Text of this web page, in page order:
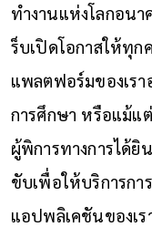
ทำงานแห่งโลกอน
ร็บเปิดโอกาสให้ทุก
แพลตฟอร์มของเรา
การศึกษา หรือแม้แ
ผู้พิการทางการได้ยิ
ขับเพื่อให้บริการก
แอปพลิเคชันของเ